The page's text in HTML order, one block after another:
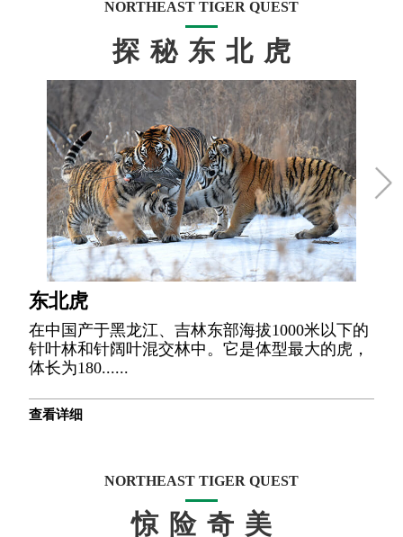
NORTHEAST TIGER QUEST
探秘东北虎
东北虎
在中国产于黑龙江、吉林东部海拔1000米以下的
针叶林和针阔叶混交林中。它是体型最大的虎，
体长为180......
查看详细
NORTHEAST TIGER QUEST
惊险奇美